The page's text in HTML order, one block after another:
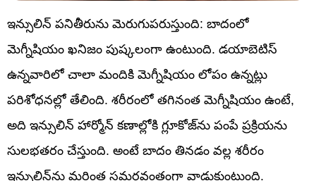
ఇన్సులిన్ పనితీరును మెరుగుపరుస్తుంది: బాదంలో
మెగ్నీషియం ఖనిజం పుష్కలంగా ఉంటుంది. డయాబెటిస్
ఉన్నవారిలో చాలా మందికి మెగ్నీషియం లోపం ఉన్నట్లు
పరిశోధనల్లో తేలింది. శరీరంలో తగినంత మెగ్నీషియం ఉంటే,
అది ఇన్సులిన్ హార్మోన్ కణాల్లోకి గ్లూకోజ్‌ను పంపే ప్రక్రియను
సులభతరం చేస్తుంది. అంటే బాదం తినడం వల్ల శరీరం
ఇన్సులిన్‌ను మరింత సమర్థవంతంగా వాడుకుంటుంది.